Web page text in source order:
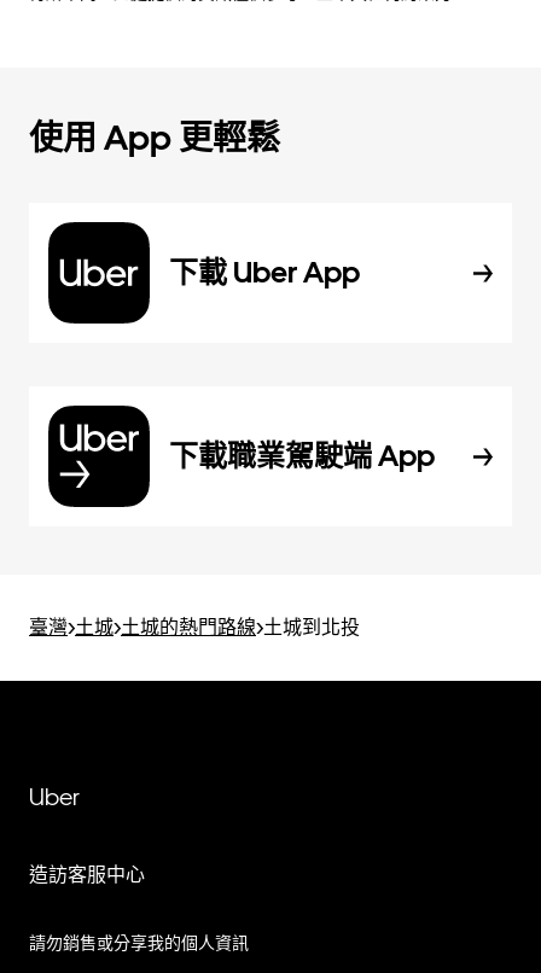
使用 App 更輕鬆
下載 Uber App
下載職業駕駛端 App
臺灣>土城>土城的熱門路線>土城到北投
Uber
造訪客服中心
請勿銷售或分享我的個人資訊